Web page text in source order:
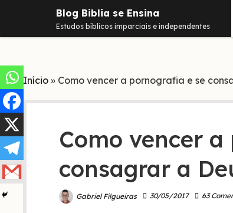
Blog Biblia se Ensina
Estudos bíblicos imparciais e independentes
Início » Como vencer a pornografia e se
Como vencer
consagrar a
Gabriel Filgueiras 30/05/2017 63